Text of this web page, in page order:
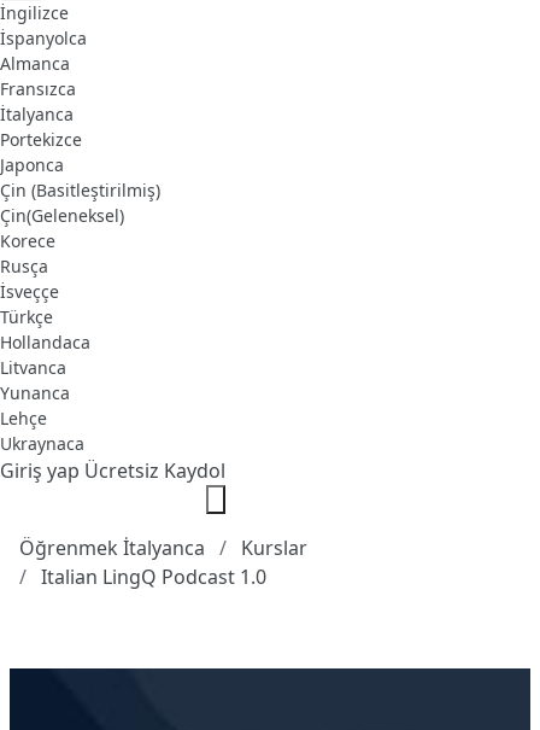
İngilizce
İspanyolca
Almanca
Fransızca
İtalyanca
Portekizce
Japonca
Çin (Basitleştirilmiş)
Çin(Geleneksel)
Korece
Rusça
İsveççe
Türkçe
Hollandaca
Litvanca
Yunanca
Lehçe
Ukraynaca
Giriş yap Ücretsiz Kaydol
Öğrenmek İtalyanca
Kurslar
Italian LingQ Podcast 1.0